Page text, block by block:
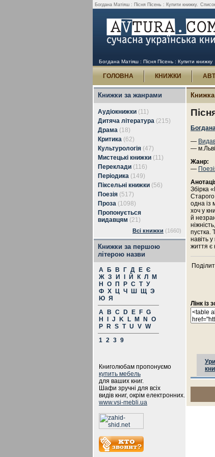
Богдана Матіяш : Пісня Пісень : Купити книжку.
Богдана Матіяш : Пісня Пісень : Купити книжку
ГОЛОВНА КНИЖКИ
Книжки за жанрами
Аудіокнижки (11)
Дитяча література (215)
Драма (18)
Критика (62)
Культурологія (47)
Мистецькі книжки (11)
Переклади (116)
Періодика (149)
Піксельні книжки (56)
Поезія (517)
Проза (1098)
Пропонується
видавцям (21)
Всі книжки (1660)
Книжки за першою
літерою назви
А Б В Г Д Е Є
Ж З И Й К Л
М
Н
О П Р С Т У
Ф Х Ц Ч Ш Щ Э
Ю Я
A
B C D E F G
H
J K L M N
O
P
R S T U V W
1 2 3 9
Книголюбам пропонуємо
купить мебель
для ваших книг.
Шафи зручні для всіх
видів книг, окрім електронних.
www.vsi-mebli.ua
Книжка
—
—
Жанр:
—
Збірка
одна із
хоч у
й
пустка.
навіть
життя є
Лінк із